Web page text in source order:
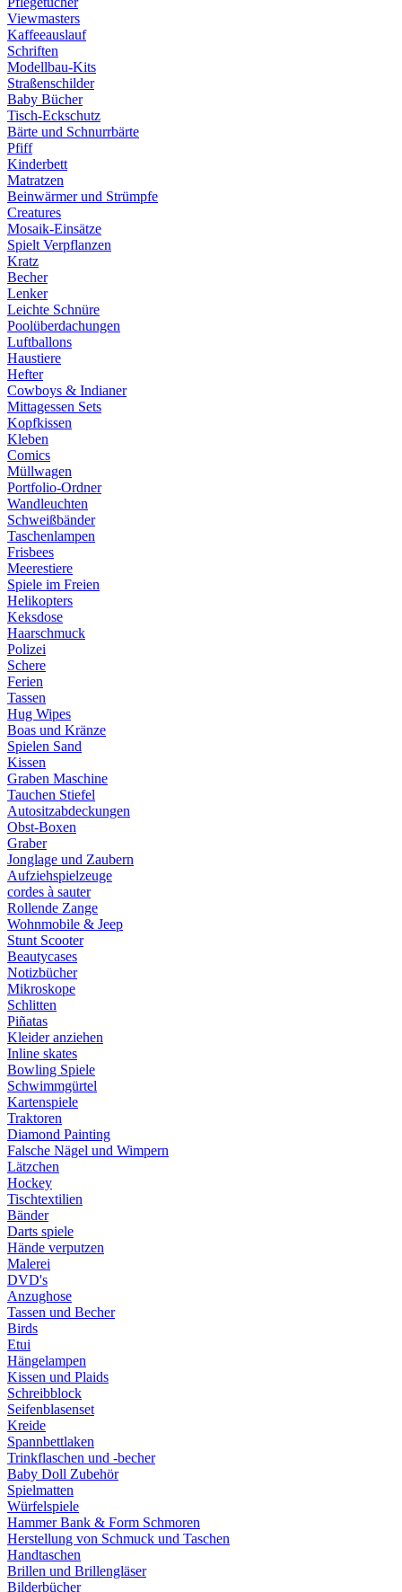
Viewmasters
Kaffeeauslauf
Schriften
Modellbau-Kits
Straßenschilder
Baby Bücher
Tisch-Eckschutz
Bärte und Schnurrbärte
Pfiff
Kinderbett
Matratzen
Beinwärmer und Strümpfe
Creatures
Mosaik-Einsätze
Spielt Verpflanzen
Kratz
Becher
Lenker
Leichte Schnüre
Poolüberdachungen
Luftballons
Haustiere
Hefter
Cowboys & Indianer
Mittagessen Sets
Kopfkissen
Kleben
Comics
Müllwagen
Portfolio-Ordner
Wandleuchten
Schweißbänder
Taschenlampen
Frisbees
Meerestiere
Spiele im Freien
Helikopters
Keksdose
Haarschmuck
Polizei
Schere
Ferien
Tassen
Hug Wipes
Boas und Kränze
Spielen Sand
Kissen
Graben Maschine
Tauchen Stiefel
Autositzabdeckungen
Obst-Boxen
Graber
Jonglage und Zaubern
Aufziehspielzeuge
cordes à sauter
Rollende Zange
Wohnmobile & Jeep
Stunt Scooter
Beautycases
Notizbücher
Mikroskope
Schlitten
Piñatas
Kleider anziehen
Inline skates
Bowling Spiele
Schwimmgürtel
Kartenspiele
Traktoren
Diamond Painting
Falsche Nägel und Wimpern
Lätzchen
Hockey
Tischtextilien
Bänder
Darts spiele
Hände verputzen
Malerei
DVD's
Anzughose
Tassen und Becher
Birds
Etui
Hängelampen
Kissen und Plaids
Schreibblock
Seifenblasenset
Kreide
Spannbettlaken
Trinkflaschen und -becher
Baby Doll Zubehör
Spielmatten
Würfelspiele
Hammer Bank & Form Schmoren
Herstellung von Schmuck und Taschen
Handtaschen
Brillen und Brillengläser
Bilderbücher